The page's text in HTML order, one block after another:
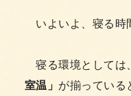
いよいよ、寝る時
寝る環境としては、
室温」 が揃っている